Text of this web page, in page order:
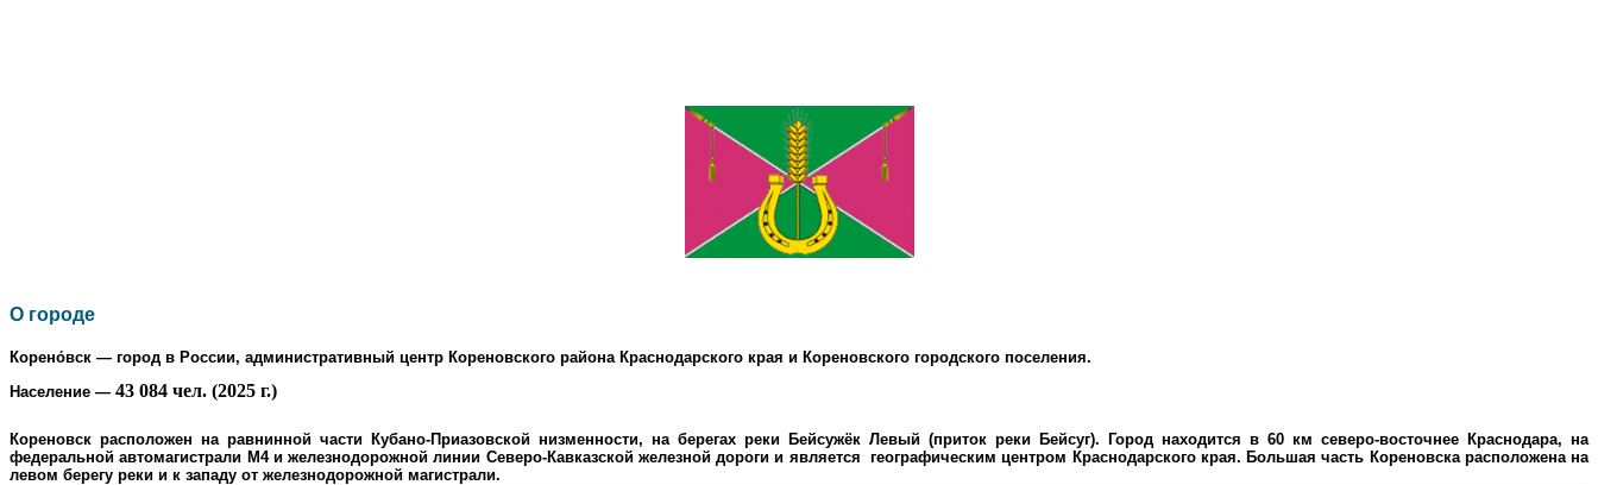
О городе
Корено́вск — город в России, административный центр Кореновского района Краснодарского края и Кореновского городского поселения.
Население — 43 084 чел. (2025 г.)
Кореновск расположен на равнинной части Кубано-Приазовской низменности, на берегах реки Бейсужёк Левый (приток реки Бейсуг). Город находится в 60 км северо-восточнее Краснодара, на
федеральной автомагистрали М4 и железнодорожной линии Северо-Кавказской железной дороги и является географическим центром Краснодарского края. Большая часть Кореновска расположена на
левом берегу реки и к западу от железнодорожной магистрали.